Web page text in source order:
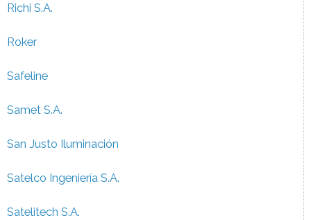
Richi S.A.
Roker
Safeline
Samet S.A.
San Justo Iluminación
Satelco Ingeniería S.A.
Satelitech S.A.